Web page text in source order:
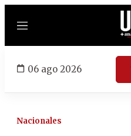
Menú
06 ago 2026
Nacionales